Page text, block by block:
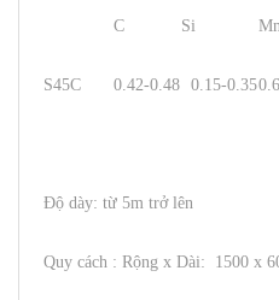
S45C
C Si
0.42-0.48 0.15-0.35
Độ dày: từ 5m trở lên
Quy cách : Rộng x Dài: 1500 x